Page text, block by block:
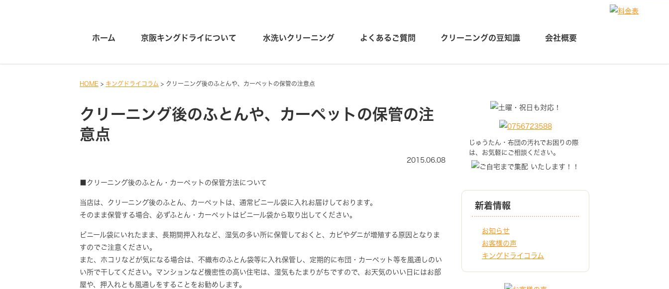
ホーム 京阪キングドライについて 水洗いクリーニング よくあるご質問 クリーニングの豆知識 会社概要
HOME > キングドライコラム > クリーニング後のふとんや、カーペットの保管の注意点
クリーニング後のふとんや、カーペットの保管の注
意点
2015.06.08
■クリーニング後のふとん・カーペットの保管方法について
当店は、クリーニング後のふとん、カーペットは、通常ビニール袋に入れお届けしております。
そのまま保管する場合、必ずふとん・カーペットはビニール袋から取り出してください。
ビニール袋にいれたまま、長期間押入れなど、湿気の多い所に保管しておくと、カビやダニが増殖する原因となりま
すのでご注意ください。
また、ホコリなどが気になる場合は、不織布のふとん袋等に入れ保管し、定期的に布団・カーペット等を風通しのい
い所で干してください。マンションなど機密性の高い住宅は、湿気もたまりがちですので、お天気のいい日にはお部
屋や、押入れとも風通しをすることをお勧めします。
じゅうたん・布団の汚れでお困りの際
は、お気軽にご相談ください。
新着情報
お知らせ
お客様の声
キングドライコラム